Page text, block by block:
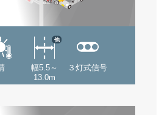
幅5.5～
13.0m
他
３灯式信号